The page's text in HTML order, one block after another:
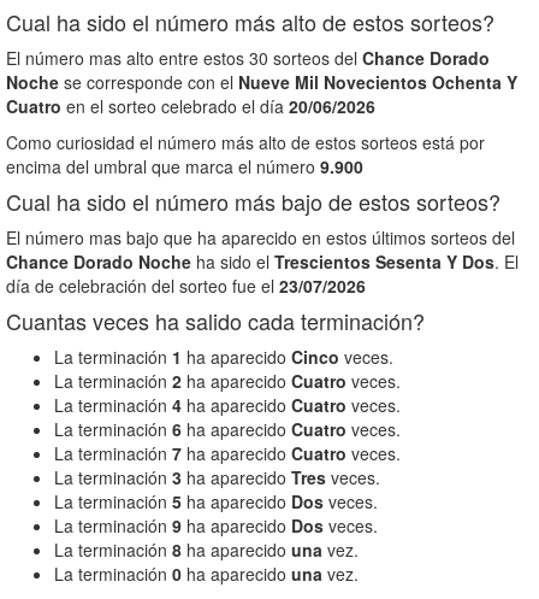
Cual ha sido el número más alto de estos sorteos?
El número mas alto entre estos 30 sorteos del Chance Dorado
Noche se corresponde con el Nueve Mil Novecientos Ochenta Y
Cuatro en el sorteo celebrado el día 20/06/2026
Como curiosidad el número más alto de estos sorteos está por
encima del umbral que marca el número 9.900
Cual ha sido el número más bajo de estos sorteos?
El número mas bajo que ha aparecido en estos últimos sorteos del
Chance Dorado Noche ha sido el Trescientos Sesenta Y Dos. El
día de celebración del sorteo fue el 23/07/2026
Cuantas veces ha salido cada terminación?
La terminación 1 ha aparecido Cinco veces.
La terminación 2 ha aparecido Cuatro veces.
La terminación 4 ha aparecido Cuatro veces.
La terminación 6 ha aparecido Cuatro veces.
La terminación 7 ha aparecido Cuatro veces.
La terminación 3 ha aparecido Tres veces.
La terminación 5 ha aparecido Dos veces.
La terminación 9 ha aparecido Dos veces.
La terminación 8 ha aparecido una vez.
La terminación 0 ha aparecido una vez.